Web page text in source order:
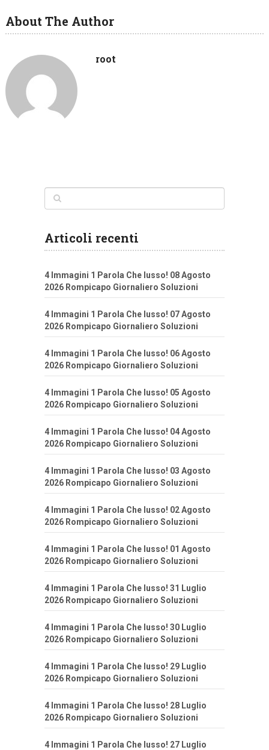
About The Author
root
Articoli recenti
4 Immagini 1 Parola Che lusso! 08 Agosto
2026 Rompicapo Giornaliero Soluzioni
4 Immagini 1 Parola Che lusso! 07 Agosto
2026 Rompicapo Giornaliero Soluzioni
4 Immagini 1 Parola Che lusso! 06 Agosto
2026 Rompicapo Giornaliero Soluzioni
4 Immagini 1 Parola Che lusso! 05 Agosto
2026 Rompicapo Giornaliero Soluzioni
4 Immagini 1 Parola Che lusso! 04 Agosto
2026 Rompicapo Giornaliero Soluzioni
4 Immagini 1 Parola Che lusso! 03 Agosto
2026 Rompicapo Giornaliero Soluzioni
4 Immagini 1 Parola Che lusso! 02 Agosto
2026 Rompicapo Giornaliero Soluzioni
4 Immagini 1 Parola Che lusso! 01 Agosto
2026 Rompicapo Giornaliero Soluzioni
4 Immagini 1 Parola Che lusso! 31 Luglio
2026 Rompicapo Giornaliero Soluzioni
4 Immagini 1 Parola Che lusso! 30 Luglio
2026 Rompicapo Giornaliero Soluzioni
4 Immagini 1 Parola Che lusso! 29 Luglio
2026 Rompicapo Giornaliero Soluzioni
4 Immagini 1 Parola Che lusso! 28 Luglio
2026 Rompicapo Giornaliero Soluzioni
4 Immagini 1 Parola Che lusso! 27 Luglio